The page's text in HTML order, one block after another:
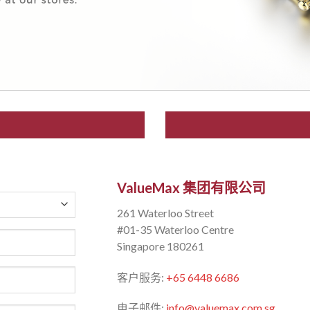
ValueMax 集团有限公司
261 Waterloo Street
#01-35 Waterloo Centre
Singapore 180261
客户服务: +65 6448 6686